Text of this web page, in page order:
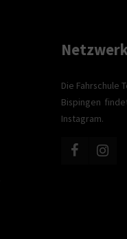
Die Fahrschule
Bispingen
Instagram.